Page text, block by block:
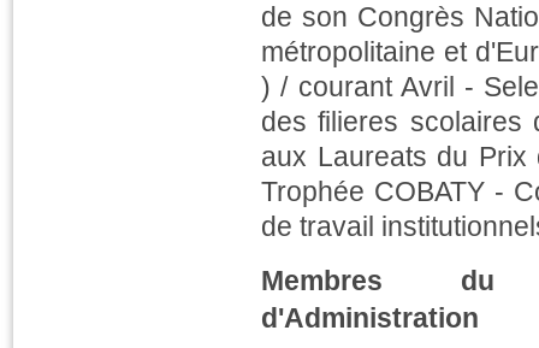
de son Congrès
métropolitaine et
) / courant Avril -
des filieres scolaires
aux Laureats du
Trophée COBATY -
de travail
Membres du
d'Administration